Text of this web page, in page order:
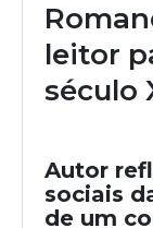
leitor
século
Autor
sociais
de um